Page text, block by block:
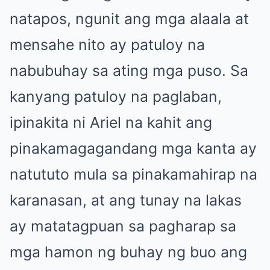
natapos, ngunit ang mga alaala at
mensahe nito ay patuloy na
nabubuhay sa ating mga puso. Sa
kanyang patuloy na paglaban,
ipinakita ni Ariel na kahit ang
pinakamagagandang mga kanta ay
natututo mula sa pinakamahirap na
karanasan, at ang tunay na lakas
ay matatagpuan sa pagharap sa
mga hamon ng buhay ng buo ang